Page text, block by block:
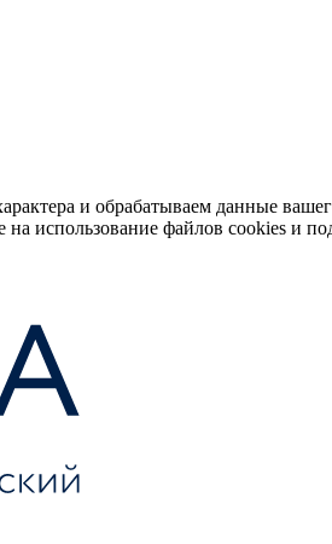
и обрабатываем данные
использование файлов cookies и